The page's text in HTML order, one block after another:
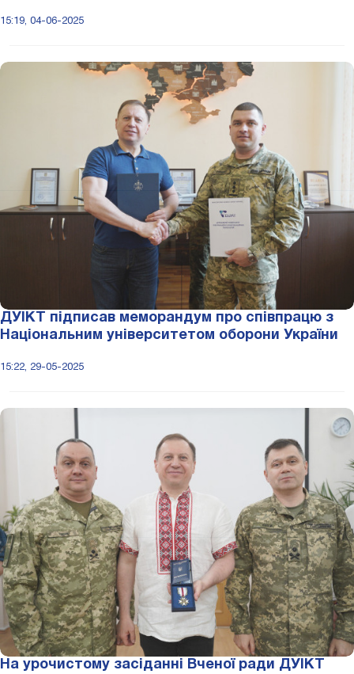
15:19, 04-06-2025
ДУІКТ підписав меморандум про співпрацю з
Національним університетом оборони України
15:22, 29-05-2025
На урочистому засіданні Вченої ради ДУІКТ